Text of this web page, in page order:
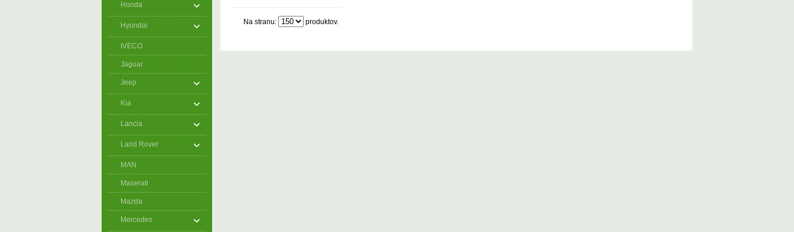
Honda
Hyundai
IVECO
Jaguar
Jeep
Kia
Lancia
Land Rover
MAN
Maserati
Mazda
Mercedes
Na stranu: produktov.